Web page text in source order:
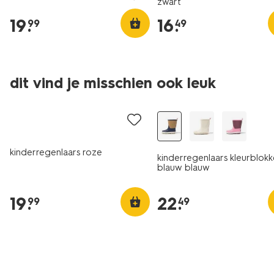
19.
99 16.
49
dit vind je misschien ook leuk
kinderregenlaars roze
19.
99
kinderregenlaars
blauw blauw
22.
49